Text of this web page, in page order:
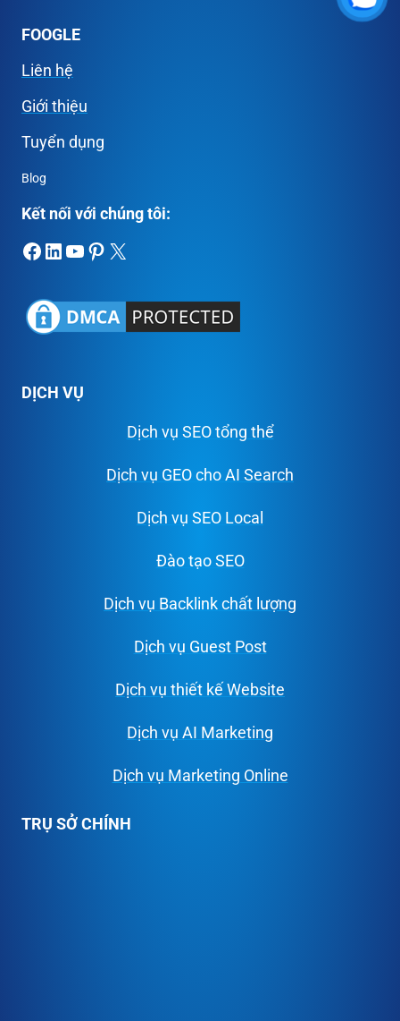
FOOGLE
Liên hệ
Giới thiệu
Tuyển dụng
Blog
Kết nối với chúng tôi:
Facebook
LinkedIn
Youtube
Pinterest
X
DỊCH VỤ
Dịch vụ SEO tổng thể
Dịch vụ GEO cho AI Search
Dịch vụ SEO Local
Đào tạo SEO
Dịch vụ Backlink chất lượng
Dịch vụ Guest Post
Dịch vụ thiết kế Website
Dịch vụ AI Marketing
Dịch vụ Marketing Online
TRỤ SỞ CHÍNH